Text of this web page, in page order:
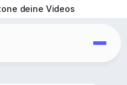
deine Videos